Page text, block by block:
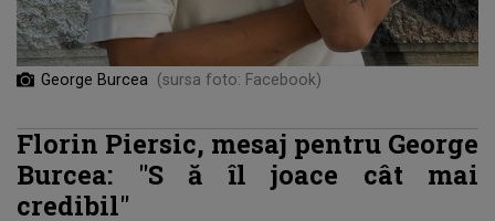
George Burcea (sursa foto: Facebook)
Florin Piersic, mesaj pentru George
Burcea: "S ă îl joace cât mai
credibil"